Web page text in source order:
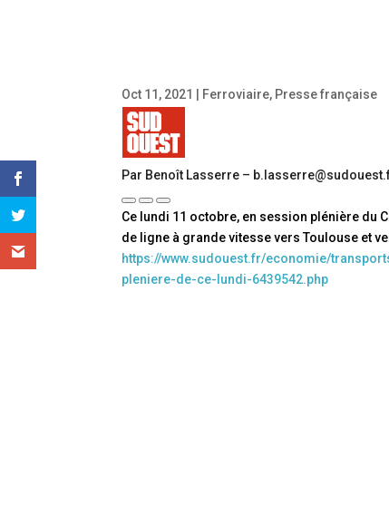
Oct 11, 2021 Ferroviaire, Presse française
Par Benoît Lasserre –
Ce lundi 11 octobre, en session plénière du
de ligne à grande vitesse vers Toulouse et
https://www.sudouest.fr/economie/
pleniere-de-ce-lundi-6439542.php